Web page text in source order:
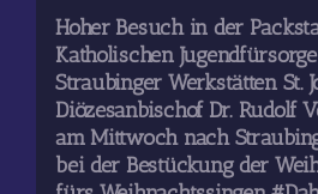
Hoher Besuch in der
Katholischen
Straubinger Werkstätten St.
Diözesanbischof Dr. Rudolf
am Mittwoch nach
bei der Bestückung der